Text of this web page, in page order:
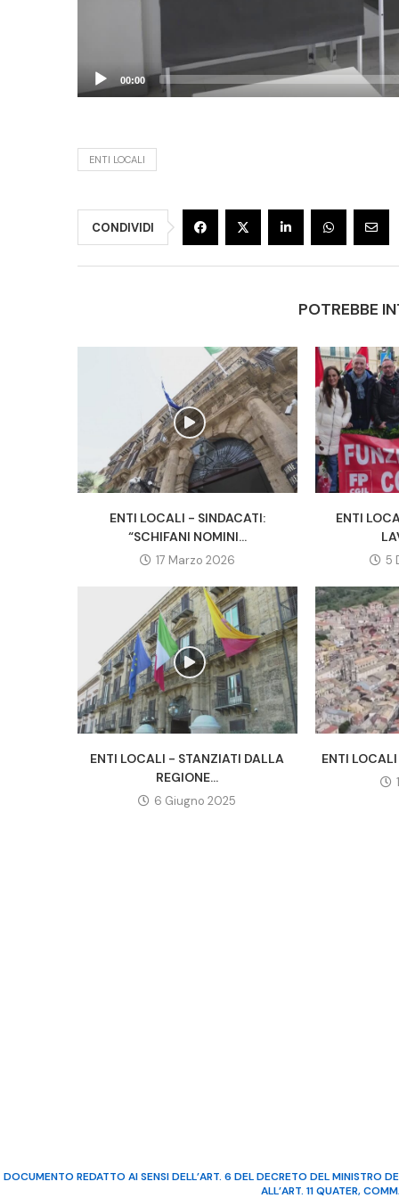
00:00
ENTI LOCALI
CONDIVIDI
POTREBBE
ENTI LOCALI - SINDACATI:
“SCHIFANI NOMINI...
17 Marzo 2026
ENTI
5
ENTI LOCALI - STANZIATI DALLA
REGIONE...
6 Giugno 2025
ENTI
DOCUMENTO REDATTO AI SENSI DELL’ART. 6 DEL DECRETO DEL MINISTRO
ALL’ART. 11 QUATER,